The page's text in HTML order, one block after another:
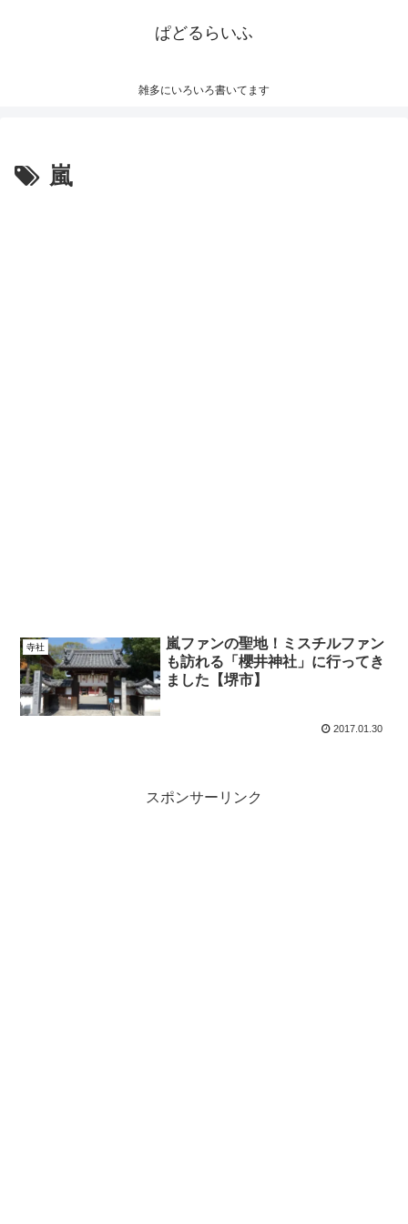
ぱどるらいふ
雑多にいろいろ書いてます
嵐
寺社
嵐ファンの聖地！ミスチルファン
も訪れる「櫻井神社」に行ってき
ました【堺市】
2017.01.30
スポンサーリンク